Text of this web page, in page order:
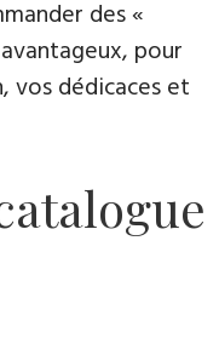
des «
pour
dédicaces et